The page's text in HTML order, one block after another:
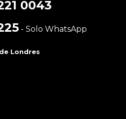
0043
- Solo WhatsApp
Londres